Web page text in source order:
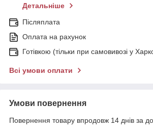
Детальніше
Післяплата
Оплата на рахунок
Готівкою (тільки при самовивозі у
Всі умови оплати
Умови повернення
Повернення товару впродовж 14 днів за